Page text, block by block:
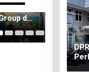
Lombok
Tengah
Berhasil
ITDC dan
IMI Teken
Kerja
Sama
Pembelia
n 8.000
TIket